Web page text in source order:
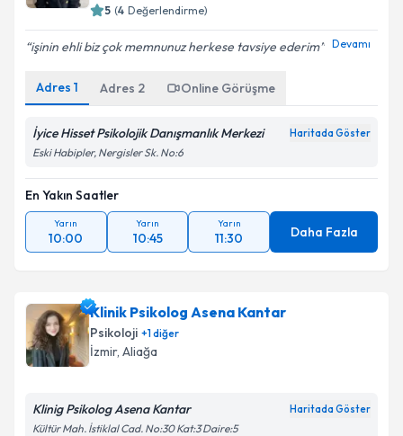
5 (4 Değerlendirme)
işinin ehli biz çok memnunuz herkese tavsiye ederim Devamı
Adres 1 Adres 2 Online Görüşme
İyice Hisset Psikolojik Danışmanlık Merkezi Haritada Göster
Eski Habipler, Nergisler Sk. No:6
En Yakın Saatler
Yarın
10:00
Yarın
10:45
Yarın
11:30 Daha Fazla
Klinik Psikolog Asena Kantar
Psikoloji +1diğer
İzmir, Aliağa
Klinig Psikolog Asena Kantar Haritada Göster
Kültür Mah. İstiklal Cad. No:30 Kat:3 Daire:5